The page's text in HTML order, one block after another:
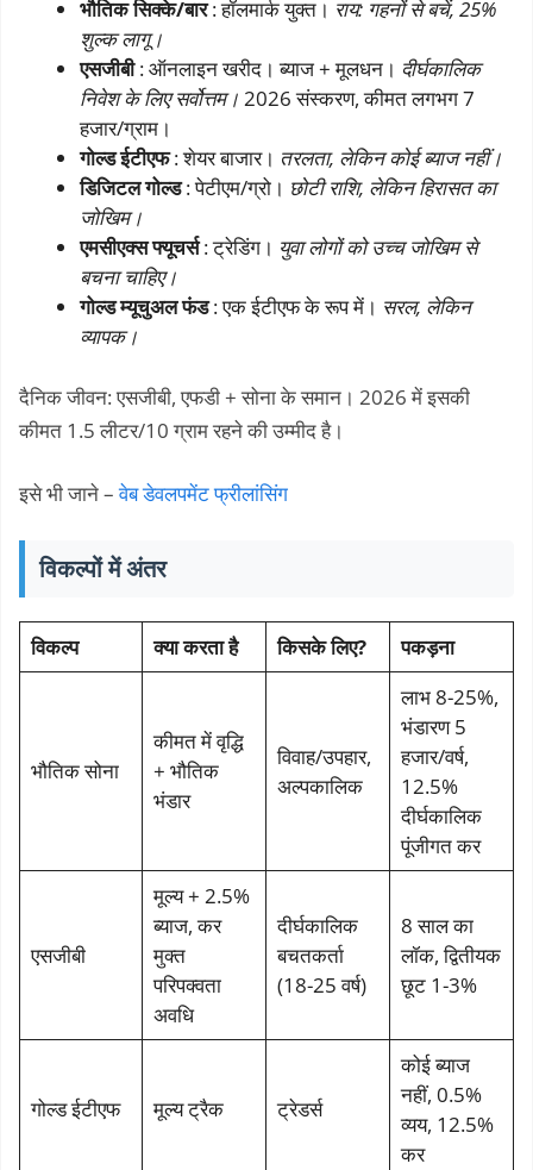
भौतिक सिक्के/बार: हॉलमार्क युक्त। राय: गहनों से बचें, 25%
शुल्क लागू।
एसजीबी: ऑनलाइन खरीद। ब्याज + मूलधन। दीर्घकालिक
निवेश के लिए सर्वोत्तम। 2026 संस्करण, कीमत लगभग 7
हजार/ग्राम।
गोल्ड ईटीएफ: शेयर बाजार। तरलता, लेकिन कोई ब्याज नहीं।
डिजिटल गोल्ड: पेटीएम/ग्रो। छोटी राशि, लेकिन हिरासत का
जोखिम।
एमसीएक्स फ्यूचर्स: ट्रेडिंग। युवा लोगों को उच्च जोखिम से
बचना चाहिए।
गोल्ड म्यूचुअल फंड: एक ईटीएफ के रूप में। सरल, लेकिन
व्यापक।
दैनिक जीवन: एसजीबी, एफडी + सोना के समान। 2026 में इसकी
कीमत 1.5 लीटर/10 ग्राम रहने की उम्मीद है।
इसे भी जाने –वेब डेवलपमेंट फ्रीलांसिंग
विकल्पों में अंतर
विकल्प क्या करता है किसके लिए? पकड़ना
भौतिक सोना
कीमत में वृद्धि
+ भौतिक
भंडार
विवाह/उपहार,
अल्पकालिक
लाभ 8-25%,
भंडारण 5
हजार/वर्ष,
12.5% ​​
दीर्घकालिक
पूंजीगत कर
एसजीबी
मूल्य + 2.5%
ब्याज, कर
मुक्त
परिपक्वता
अवधि
दीर्घकालिक
बचतकर्ता
(18-25 वर्ष)
8 साल का
लॉक, द्वितीयक
छूट 1-3%
गोल्ड ईटीएफ मूल्य ट्रैक ट्रेडर्स
कोई ब्याज
नहीं, 0.5%
व्यय, 12.5% ​​
कर